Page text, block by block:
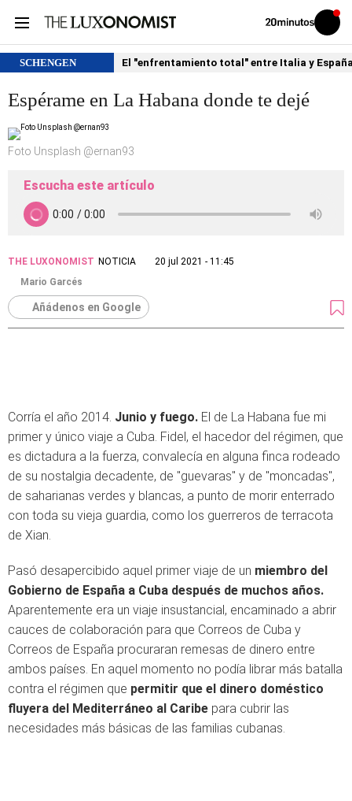
Volver
Iniciar
sesión
SCHENGEN El "enfrentamiento total" entre Italia y
Espérame en La Habana donde te dejé
Foto Unsplash @ernan93
Escucha este artículo
THE LUXONOMIST NOTICIA
20 jul 2021 - 11:45
Mario Garcés
Añádenos en Google
Corría el año 2014. Junio y fuego. El de La Habana fue mi
primer y único viaje a Cuba. Fidel, el hacedor del régimen, que
es dictadura a la fuerza, convalecía en alguna finca rodeado
de su nostalgia decadente, de "guevaras" y de "moncadas",
de saharianas verdes y blancas, a punto de morir enterrado
con toda su vieja guardia, como los guerreros de terracota
de Xian.
Pasó desapercibido aquel primer viaje de un miembro del
Gobierno de España a Cuba después de muchos años.
Aparentemente era un viaje insustancial, encaminado a abrir
cauces de colaboración para que Correos de Cuba y
Correos de España procuraran remesas de dinero entre
ambos países. En aquel momento no podía librar más batalla
contra el régimen que permitir que el dinero doméstico
fluyera del Mediterráneo al Caribe para cubrir las
necesidades más básicas de las familias cubanas.